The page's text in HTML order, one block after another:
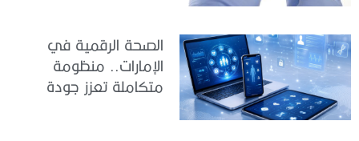
الصحة الرقمية في
الإمارات.. منظومة
متكاملة تعزز جودة